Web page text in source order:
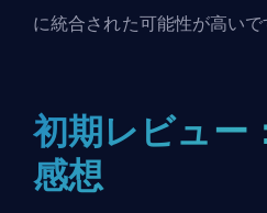
に統合された可能性が高いで
初期レビュー
感想